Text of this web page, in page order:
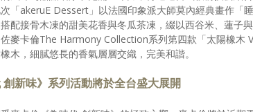
「akeruE Dessert」以法國印象派大師莫內經典畫作「
配接骨木凍的甜美花香與冬瓜茶凍，綴以西谷米、蓮子
麥卡倫The Harmony Collection系列第四款「太陽橡木
木，細膩悠長的香氣層層交織，完美和諧。
新味》系列活動將於全台盛大展開